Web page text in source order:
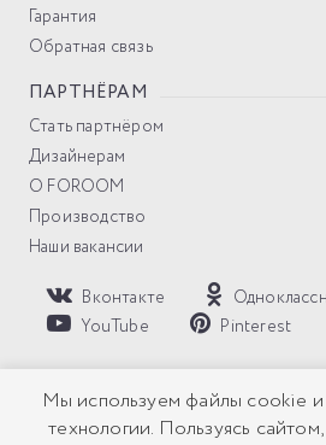
Гарантия
Обратная связь
ПАРТНЁРАМ
Стать партнёром
Дизайнерам
О FOROOM
Производство
Наши вакансии
Вконтакте
YouTube
Pinterest
Политика компании в отношении
данных
Мы используем файлы cookie
технологии. Пользуясь